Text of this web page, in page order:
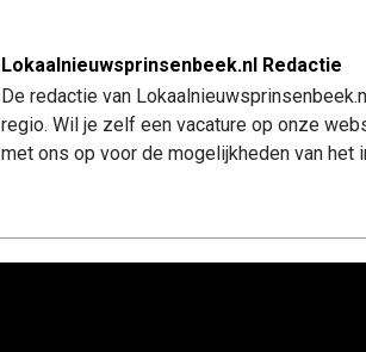
Lokaalnieuwsprinsenbeek.nl Redactie
De redactie van
regio. Wil je zelf een vacature op onze
met ons op voor de mogelijkheden van het